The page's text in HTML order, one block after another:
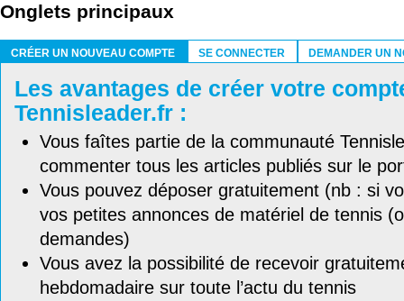
Onglets principaux
CRÉER UN NOUVEAU COMPTE
SE CONNECTER DEMANDER UN
Les avantages de créer votre
Tennisleader.fr :
Vous faîtes partie de la communauté
commenter tous les articles publiés sur le
Vous pouvez déposer gratuitement (nb : si
vos petites annonces de matériel de tennis
demandes)
Vous avez la possibilité de recevoir
hebdomadaire sur toute l’actu du tennis